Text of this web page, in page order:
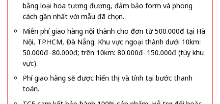
bằng loại hoa tương đương, đảm bảo form và phong
cách gần nhất với mẫu đã chọn.
Miễn phí giao hàng nội thành cho đơn từ 500.000đ tại Hà
Nội, TP.HCM, Đà Nẵng. Khu vực ngoại thành dưới 10km:
50.000đ–80.000đ; trên 10km: 80.000đ–150.000đ (tùy khu
vực).
Phí giao hàng sẽ được hiển thị và tính tại bước thanh
toán.